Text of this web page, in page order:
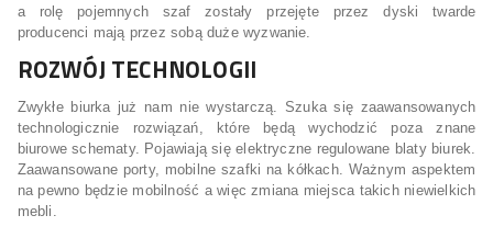
a rolę pojemnych szaf zostały przejęte przez dyski twarde
producenci mają przez sobą duże wyzwanie.
ROZWÓJ TECHNOLOGII
Zwykłe biurka już nam nie wystarczą. Szuka się zaawansowanych
technologicznie rozwiązań, które będą wychodzić poza znane
biurowe schematy. Pojawiają się elektryczne regulowane blaty biurek.
Zaawansowane porty, mobilne szafki na kółkach. Ważnym aspektem
na pewno będzie mobilność a więc zmiana miejsca takich niewielkich
mebli.